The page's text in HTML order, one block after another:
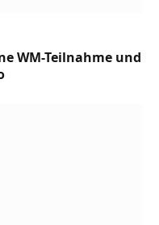
WM-Teilnahme und